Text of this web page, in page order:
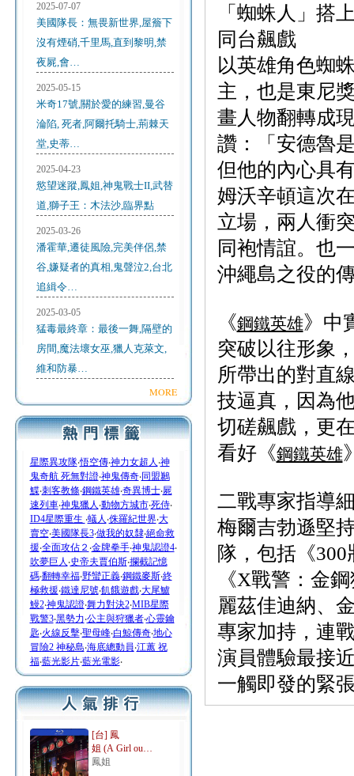
2025-07-07
美國隊長：無畏新世界,屋簷下
沒有煙硝,千里馬,直到黎明,禁
夜屍,會…
2025-05-15
米奇17號,關於愛的練習,曼谷
淪陷, 死者,阿爾托騎士,荊棘天
堂,史蒂…
2025-04-23
慾望迷蹤,鳳姐,神鬼戰士II,武替
道,獅子王：木法沙,臨界點
2025-03-26
潘霍華,遷徒風險,完美伴侶,禁
谷,嫌疑者的真相,鬼聲泣2,台北
追緝令…
2025-03-05
猛毒最終章：最後一舞,隔壁的
房間,魔法壞女巫,獵人克萊文,
維和防暴…
MORE
星際異攻隊‧悟空傳‧神力女超人 ‧神
鬼奇航 死無對證‧神鬼傳奇‧同盟鶼
鰈‧刺客教條‧鋼鐵英雄‧奇異博士‧屍
速列車‧神鬼獵人 ‧動物方城市‧死侍‧
ID4星際重生 ‧蟻人 ‧侏羅紀世界‧大
賣空‧美國隊長3‧做我的奴隸‧絕命救
援‧全面攻佔２ ‧金牌拳手‧神鬼認證4‧
吹夢巨人 ‧史帝夫賈伯斯‧攔截記憶
碼‧翻轉幸福‧野蠻正義‧鋼鐵麥斯‧終
極救援‧鐵達尼號‧飢餓遊戲‧大尾鱸
鰻2‧神鬼認證‧舞力對決2‧MIB星際
戰警3‧黑勢力‧公主與狩獵者‧心靈鑰
匙‧火線反擊‧聖母峰‧白鯨傳奇‧地心
冒險2 神秘島‧海底總動員‧江蕙 祝
福‧藍光影片‧藍光電影‧
[台] 鳳
姐 (A Girl ou…
鳳姐
「蜘蛛人」搭
同台飆戲
以英雄角色蜘
主，也是東尼
畫人物翻轉成
讚：「安德魯
但他的內心具
姆沃辛頓這次
立場，兩人衝
同袍情誼。也
沖繩島之役的
《鋼鐵英雄》中
突破以往形象
所帶出的對直
技逼真，因為
切磋飆戲，更
看好《鋼鐵英雄
二戰專家指導
梅爾吉勃遜堅
隊，包括《
《X戰警：金
麗茲佳迪納、
專家加持，連
演員體驗最接
一觸即發的緊